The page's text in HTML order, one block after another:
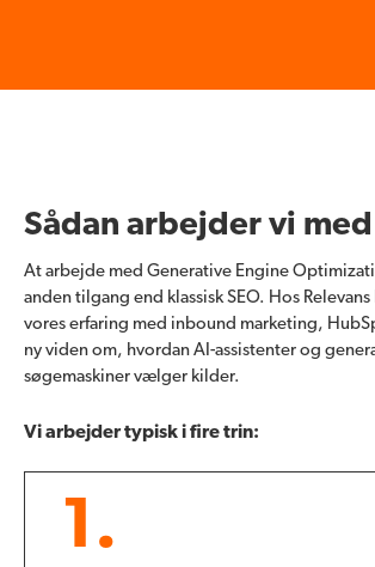
Sådan arbejder vi med
At arbejde med Generative Engine
anden tilgang end klassisk SEO. Hos
vores erfaring med inbound marketing,
ny viden om, hvordan AI-assistenter og
søgemaskiner vælger kilder.
Vi arbejder typisk i fire trin:
1.